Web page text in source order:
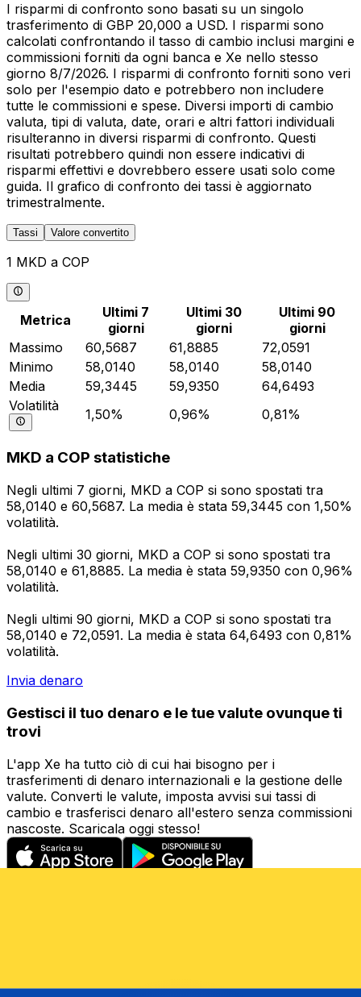
I risparmi di confronto sono basati su un singolo
trasferimento di GBP 20,000 a USD. I risparmi sono
calcolati confrontando il tasso di cambio inclusi margini e
commissioni forniti da ogni banca e Xe nello stesso
giorno 8/7/2026. I risparmi di confronto forniti sono veri
solo per l'esempio dato e potrebbero non includere
tutte le commissioni e spese. Diversi importi di cambio
valuta, tipi di valuta, date, orari e altri fattori individuali
risulteranno in diversi risparmi di confronto. Questi
risultati potrebbero quindi non essere indicativi di
risparmi effettivi e dovrebbero essere usati solo come
guida. Il grafico di confronto dei tassi è aggiornato
trimestralmente.
Tassi Valore convertito
1 MKD a COP
Metrica
Ultimi 7
giorni
Ultimi 30
giorni
Ultimi 90
giorni
Massimo
60,5687 61,8885
72,0591
Minimo
58,0140 58,0140
58,0140
Media
59,3445 59,9350
64,6493
Volatilità
1,50% 0,96% 0,81%
MKD a COP statistiche
Negli ultimi 7 giorni, MKD a COP si sono spostati tra
58,0140 e 60,5687. La media è stata 59,3445 con 1,50%
volatilità.
Negli ultimi 30 giorni, MKD a COP si sono spostati tra
58,0140 e 61,8885. La media è stata 59,9350 con 0,96%
volatilità.
Negli ultimi 90 giorni, MKD a COP si sono spostati tra
58,0140 e 72,0591. La media è stata 64,6493 con 0,81%
volatilità.
Invia denaro
Gestisci il tuo denaro e le tue valute ovunque ti
trovi
L'app Xe ha tutto ciò di cui hai bisogno per i
trasferimenti di denaro internazionali e la gestione delle
valute. Converti le valute, imposta avvisi sui tassi di
cambio e trasferisci denaro all'estero senza commissioni
nascoste. Scaricala oggi stesso!